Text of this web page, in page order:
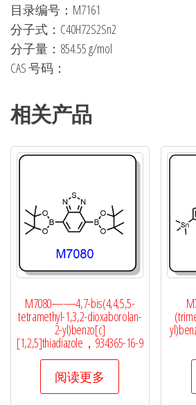
数
量
目录编号：M7161
分子式：C40H72S2Sn2
分子量：854.55 g/mol
CAS 号码：
相关产品
M7080——4,7-bis(4,4,5,5-
tetramethyl-1,3,2-dioxaborolan-
2-yl)benzo[c]
[1,2,5]thiadiazole，934365-16-9
阅读更多